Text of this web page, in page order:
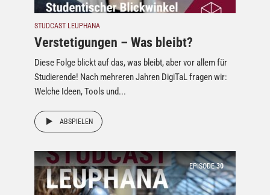
STUDCAST LEUPHANA
Verstetigungen – Was bleibt?
Diese Folge blickt auf das, was bleibt, aber vor allem für
Studierende! Nach mehreren Jahren DigiTaL fragen wir:
Welche Ideen, Tools und...
ABSPIELEN
EPISODE 30